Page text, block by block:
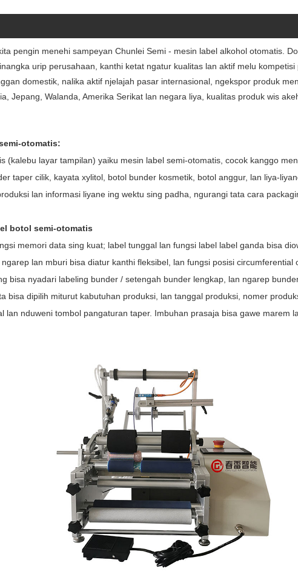
pengin menehi sampeyan Chunlei Semi - mesin label alkohol otomatis.
urip perusahaan, kanthi ketat ngatur kualitas lan aktif melu kompetisi
domestik, nalika aktif njelajah pasar internasional, ngekspor produk
Jepang, Walanda, Amerika Serikat lan negara liya, kualitas produk wis
otomatis:
(kalebu layar tampilan) yaiku mesin label semi-otomatis, cocok kanggo
taper cilik, kayata xylitol, botol bunder kosmetik, botol anggur, lan liya-
lan informasi liyane ing wektu sing padha, ngurangi tata cara
botol semi-otomatis
memori data sing kuat; label tunggal lan fungsi label label ganda bisa
lan mburi bisa diatur kanthi fleksibel, lan fungsi posisi circumferential
bisa nyadari labeling bunder / setengah bunder lengkap, lan ngarep
bisa dipilih miturut kabutuhan produksi, lan tanggal produksi, nomer
lan nduweni tombol pangaturan taper. Imbuhan prasaja bisa gawe marem